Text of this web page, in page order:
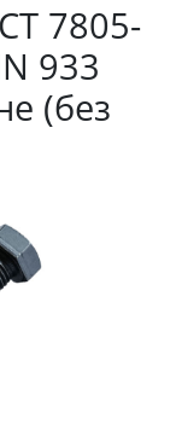
7805-
933
(без